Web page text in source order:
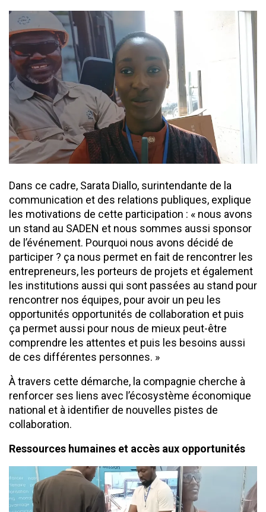
Dans ce cadre, Sarata Diallo, surintendante de la
communication et des relations publiques, explique
les motivations de cette participation : « nous avons
un stand au SADEN et nous sommes aussi sponsor
de l’événement. Pourquoi nous avons décidé de
participer ? ça nous permet en fait de rencontrer les
entrepreneurs, les porteurs de projets et également
les institutions aussi qui sont passées au stand pour
rencontrer nos équipes, pour avoir un peu les
opportunités opportunités de collaboration et puis
ça permet aussi pour nous de mieux peut-être
comprendre les attentes et puis les besoins aussi
de ces différentes personnes. »
À travers cette démarche, la compagnie cherche à
renforcer ses liens avec l’écosystème économique
national et à identifier de nouvelles pistes de
collaboration.
Ressources humaines et accès aux opportunités